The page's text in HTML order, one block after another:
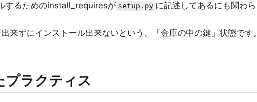
するためのinstall_requiresが setup.py に記述してあるにも関わら
来ずにインストール出来ないという、「金庫の中の鍵」状態です。
プラクティス